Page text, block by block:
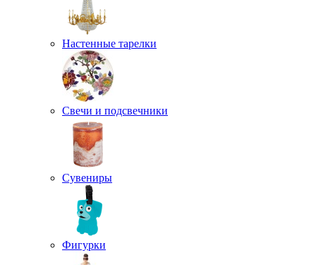
Настенные тарелки
Свечи и подсвечники
Сувениры
Фигурки